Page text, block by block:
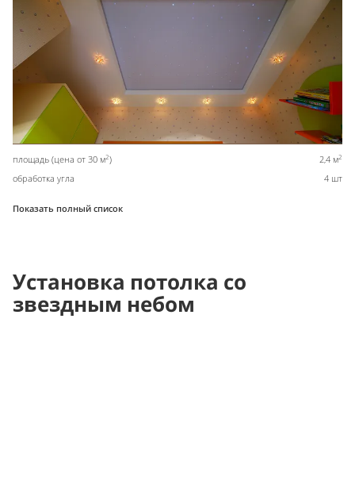
площадь (цена от 30 м2) 2,4 м2
обработка угла 4 шт
Показать полный список
Установка потолка со
звездным небом